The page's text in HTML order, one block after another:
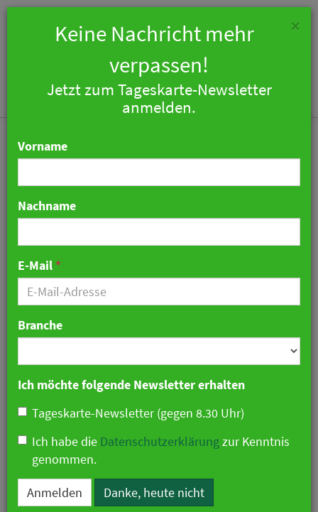
Straßengang und
Sterneküche - Tim Raue
und die «36 Boys»
×
Keine Nachricht mehr
verpassen!
Jetzt zum Tageskarte-Newsletter
anmelden.
Vorname
Nachname
E-Mail *
Branche
Ich möchte folgende Newsletter erhalten
Tageskarte-Newsletter (gegen 8.30 Uhr)
Ich habe die Datenschutzerklärungzur Kenntnis
genommen.
Anmelden Danke, heute nicht